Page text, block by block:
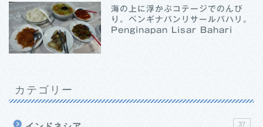
海の上に浮かぶコテージでのんび
り。ペンギナパンリサールバハリ。
Penginapan Lisar Bahari
カテゴリー
37